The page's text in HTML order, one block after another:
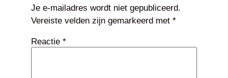
Je e-mailadres wordt niet gepubliceerd.
Vereiste velden zijn gemarkeerd met*
Reactie*